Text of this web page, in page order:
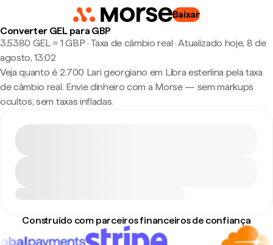
Baixar
Converter GEL para GBP
3,5380 GEL ≈ 1 GBP · Taxa de câmbio real ·Atualizado hoje, 8 de
agosto, 13:02
Veja quanto é 2.700 Lari georgiano em Libra esterlina pela taxa
de câmbio real. Envie dinheiro com a Morse — sem markups
ocultos, sem taxas infladas.
Construído com parceiros financeiros de confiança